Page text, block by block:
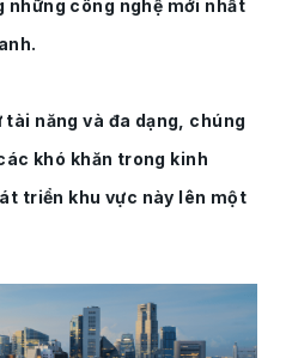
những công nghệ mới nhất
năng và đa dạng, chúng
khó khăn trong kinh
triển khu vực này lên một